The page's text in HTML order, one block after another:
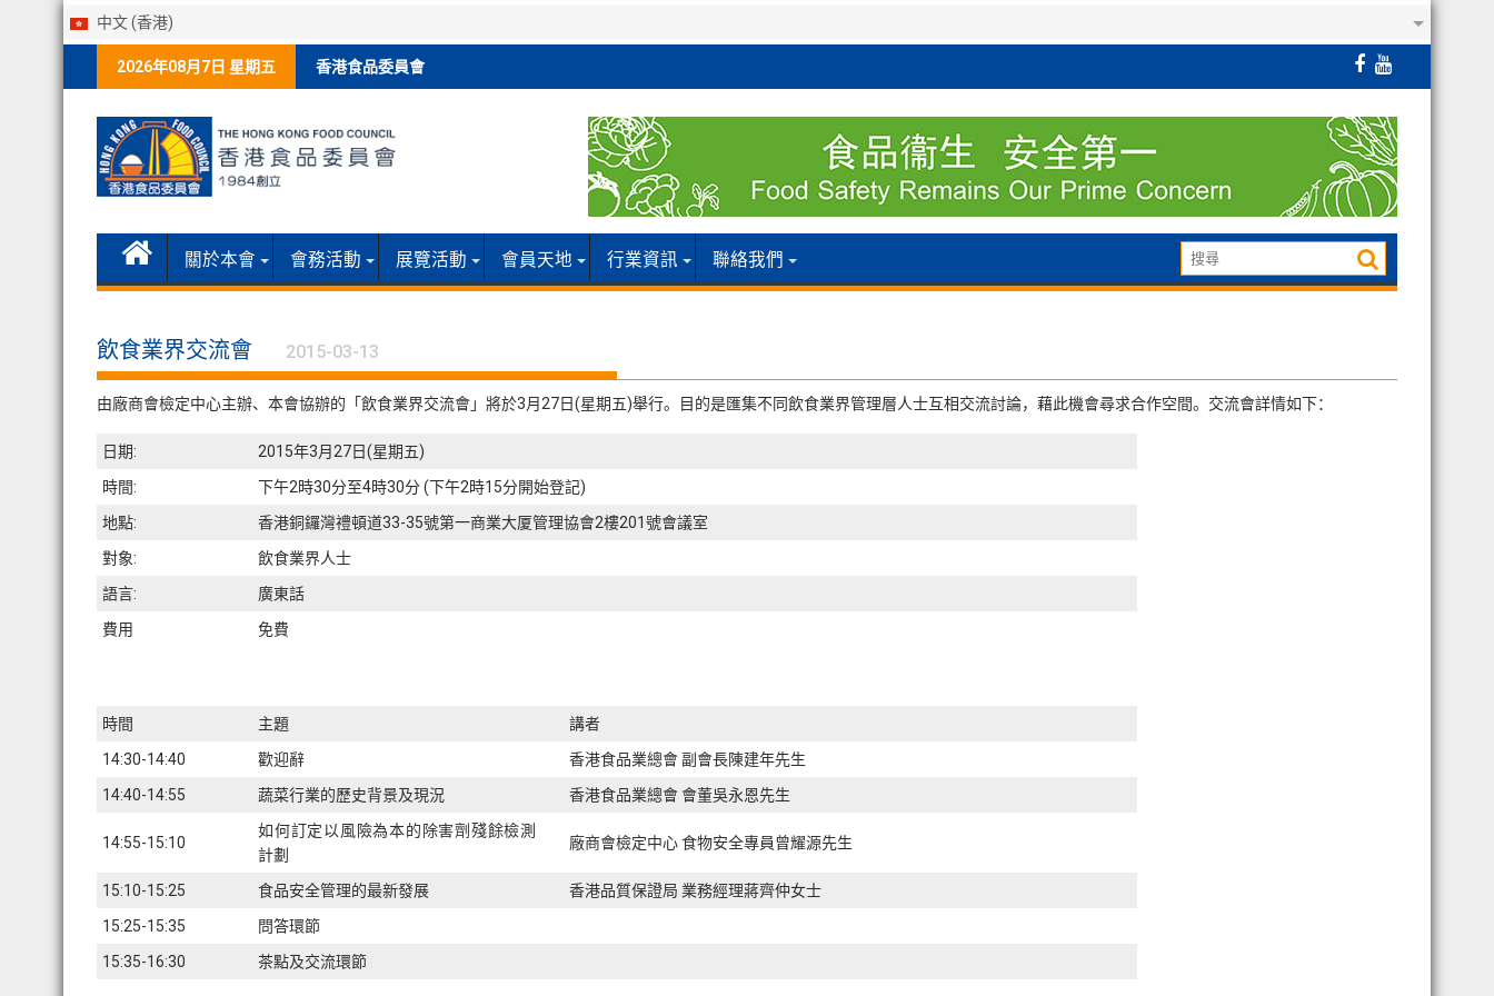
中文 (香港)
2026年08月7日 星期五 香港食品委員會
關於本會 會務活動 展覽活動 會員天地 行業資訊 聯絡我們
飲食業界交流會 2015-03-13
由廠商會檢定中心主辦、本會協辦的「飲食業界交流會」將於3月27日(星期五)舉行。目的是匯集不同飲食業界管理層人士互相交流討論，藉此機會尋求合作空間。交流會詳情如下：
日期:
2015年3月27日(星期五)
時間:
下午2時30分至4時30分 (下午2時15分開始登記)
地點:
香港銅鑼灣禮頓道33-35號第一商業大厦管理協會2樓201號會議室
對象:
飲食業界人士
語言:
廣東話
費用
免費
時間 主題
講者
14:30-14:40
歡迎辭
香港食品業總會 副會長陳建年先生
14:40-14:55
蔬菜行業的歷史背景及現況 香港食品業總會 會董吳永恩先生
14:55-15:10
如何訂定以風險為本的除害劑殘餘檢測
計劃
廠商會檢定中心 食物安全專員曾耀源先生
15:10-15:25 食品安全管理的最新發展
香港品質保證局 業務經理蔣齊仲女士
15:25-15:35
問答環節
15:35-16:30
茶點及交流環節